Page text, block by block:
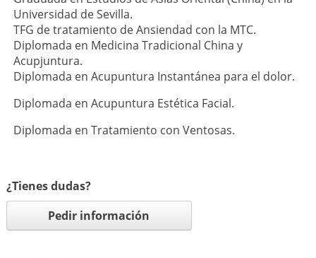
Universidad de Sevilla.
TFG de tratamiento de Ansiendad con la MTC.
Diplomada en Medicina Tradicional China y
Acupjuntura.
Diplomada en Acupuntura Instantánea para el dolor.
Diplomada en Acupuntura Estética Facial.
Diplomada en Tratamiento con Ventosas.
¿Tienes dudas?
Pedir información